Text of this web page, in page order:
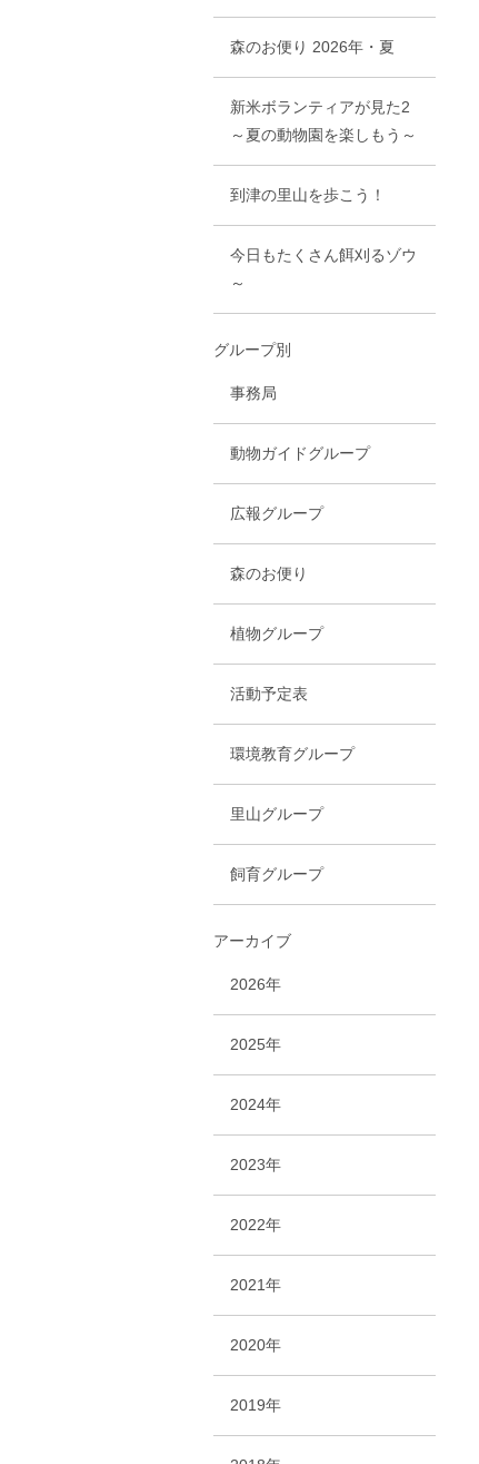
森のお便り 2026年・夏
新米ボランティアが見た2
～夏の動物園を楽しもう～
到津の里山を歩こう！
今日もたくさん餌刈るゾウ
～
グループ別
事務局
動物ガイドグループ
広報グループ
森のお便り
植物グループ
活動予定表
環境教育グループ
里山グループ
飼育グループ
アーカイブ
2026年
2025年
2024年
2023年
2022年
2021年
2020年
2019年